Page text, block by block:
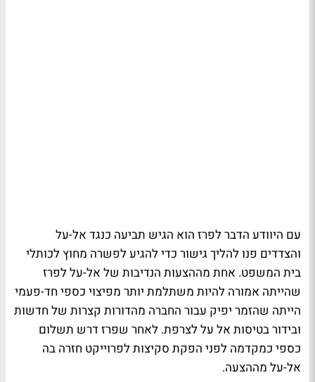
עם היוודע הדבר לפרז הוא הגיש תביעה כנגד אל-על
והצדדים פנו להליך גישור כדי להגיע לפשרה מחוץ לכותלי
בית המשפט. אחת מההצעות הנדיבות של אל-על לפרז
שהייתה אמורה להיות משתלמת יותר מפיצוי כספי חד-פעמי
הייתה שהזמר יפיק עבור החברה מהדורות קצרות של חדשות
ובידור בטיסות אל על לצרפת. לאחר שפרז דרש תשלום
כספי כמקדמה לפני הפקת סקיצות לפרוייקט חזרה בה
אל-על מההצעה.